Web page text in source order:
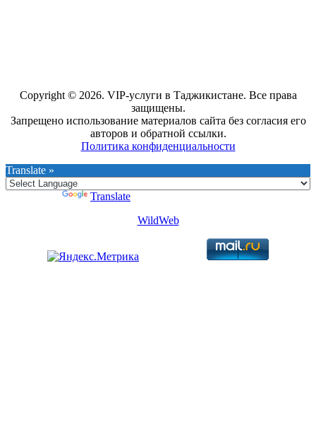
Copyright © 2026. VIP-услуги в Таджикистане. Все права
защищены.
Запрещено использование материалов сайта без согласия его
авторов и обратной ссылки.
Политика конфиденциальности
Translate »
Translate
WildWeb